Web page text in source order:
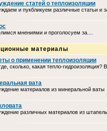
статей о теплоизоляции
и пукбликуем различные статьи и
мнениями и проголосуем за....
материалы
о применении теплоизоляции
сколько, какая тепло-
вата
материалов из минеральной ваты
различных материалов из